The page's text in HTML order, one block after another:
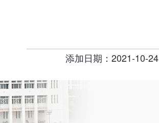
添加日期：2021-10-24